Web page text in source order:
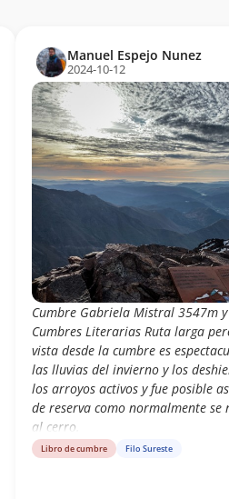
Manuel Espejo Nunez
2024-10-12
Cumbre Gabriela Mistral 3547m
Cumbres Literarias Ruta larga
vista desde la cumbre es
las lluvias del invierno y los
los arroyos activos y fue posible
de reserva como normalmente se
al cerro.
Libro de cumbre Filo Sureste